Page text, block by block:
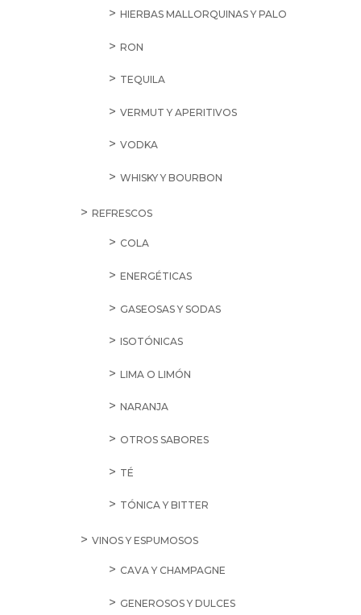
HIERBAS MALLORQUINAS Y PALO
RON
TEQUILA
VERMUT Y APERITIVOS
VODKA
WHISKY Y BOURBON
REFRESCOS
COLA
ENERGÉTICAS
GASEOSAS Y SODAS
ISOTÓNICAS
LIMA O LIMÓN
NARANJA
OTROS SABORES
TÉ
TÓNICA Y BITTER
VINOS Y ESPUMOSOS
CAVA Y CHAMPAGNE
GENEROSOS Y DULCES